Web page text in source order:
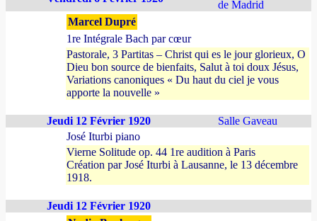
de Madrid
Marcel Dupré
1re Intégrale Bach par cœur
Pastorale, 3 Partitas – Christ qui es le jour glorieux, O
Dieu bon source de bienfaits, Salut à toi doux Jésus,
Variations canoniques « Du haut du ciel je vous
apporte la nouvelle »
Jeudi 12 Février 1920
Salle Gaveau
José Iturbi piano
Vierne Solitude op. 44 1re audition à Paris
Création par José Iturbi à Lausanne, le 13 décembre
1918.
Jeudi 12 Février 1920